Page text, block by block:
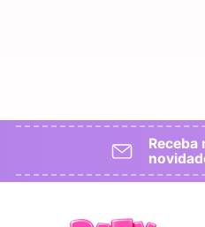
Receba